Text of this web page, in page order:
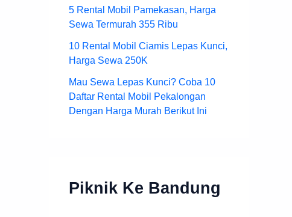
5 Rental Mobil Pamekasan, Harga
Sewa Termurah 355 Ribu
10 Rental Mobil Ciamis Lepas Kunci,
Harga Sewa 250K
Mau Sewa Lepas Kunci? Coba 10
Daftar Rental Mobil Pekalongan
Dengan Harga Murah Berikut Ini
Piknik Ke Bandung